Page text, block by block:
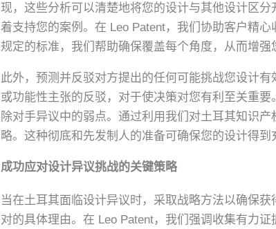
现，这些分析可以清楚地将您的设计与其他设计区
着支持您的案例。在 Leo Patent，我们协助客户精
规定的标准，我们帮助确保覆盖每个角度，从而增强
此外，预测并反驳对方提出的任何可能挑战您设计
或功能性主张的反驳，对于使决策对您有利至关重
除对手异议中的弱点。通过利用我们对土耳其知识
略。这种彻底和先发制人的准备可确保您的设计得
成功应对设计异议挑战的关键策略
当在土耳其面临设计异议时，采取战略方法以确保
对的具体理由。在 Leo Patent，我们强调收集有力